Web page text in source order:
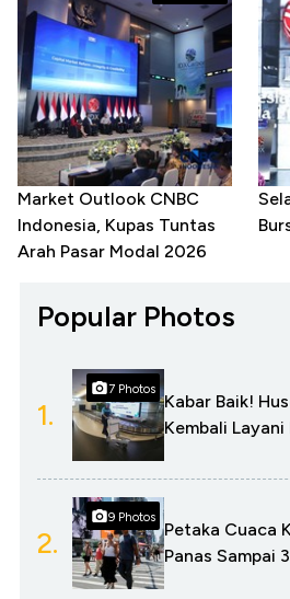
Market Outlook CNBC
Indonesia, Kupas Tuntas
Arah Pasar Modal 2026
Popular Photos
1.
7 Photos
Kabar Baik!
Kembali
2.
9 Photos
Petaka Cuaca
Panas Sampai